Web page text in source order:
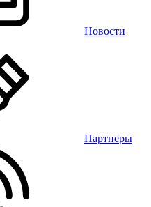
Новости
Партнеры